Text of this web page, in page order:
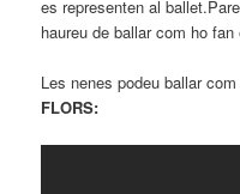
es representen al
haureu de ballar com ho
Les nenes podeu ballar
FLORS: